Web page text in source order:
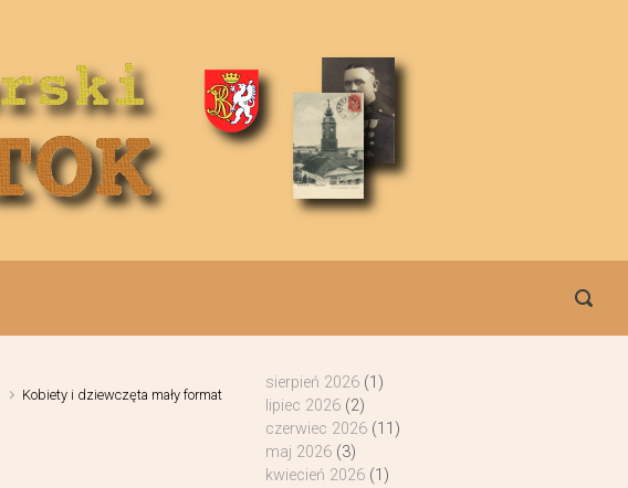
Kobiety i dziewczęta mały format
sierpień 2026(1)
lipiec 2026(2)
czerwiec 2026(11)
maj 2026(3)
kwiecień 2026(1)